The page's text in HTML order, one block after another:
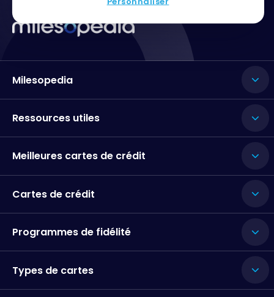
Milesopedia
Ressources utiles
Meilleures cartes de crédit
Cartes de crédit
Programmes de fidélité
Types de cartes